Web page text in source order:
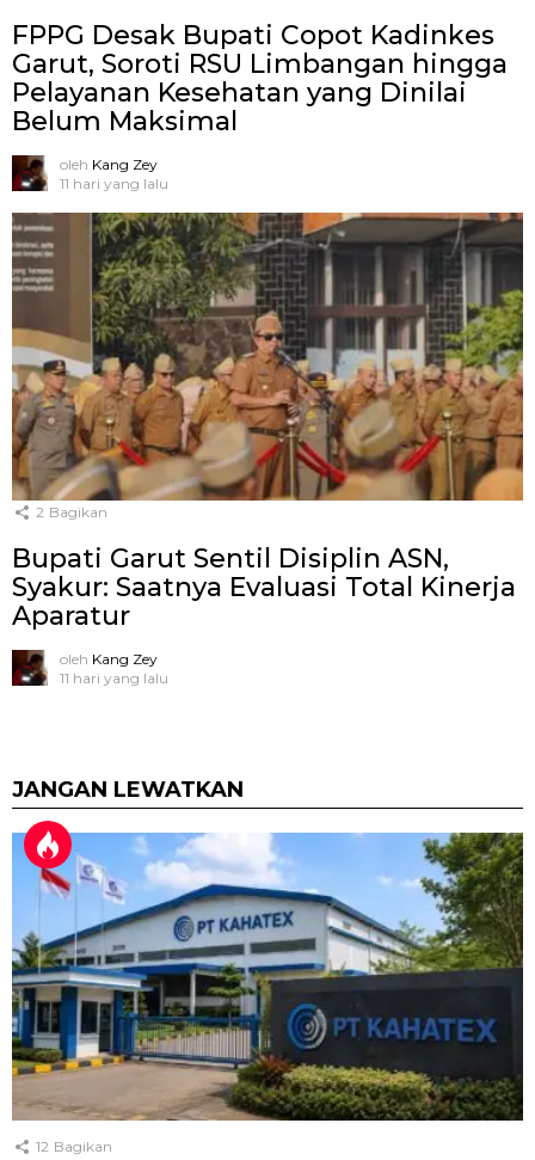
FPPG Desak Bupati Copot Kadinkes
Garut, Soroti RSU Limbangan hingga
Pelayanan Kesehatan yang Dinilai
Belum Maksimal
oleh Kang Zey
11 hari yang lalu
2 Bagikan
Bupati Garut Sentil Disiplin ASN,
Syakur: Saatnya Evaluasi Total Kinerja
Aparatur
oleh Kang Zey
11 hari yang lalu
JANGAN LEWATKAN
12 Bagikan